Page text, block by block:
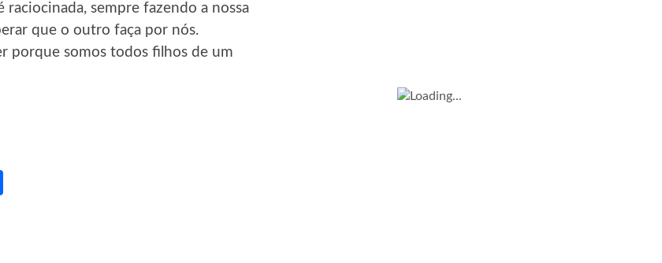
sempre fazendo a nossa
que o outro faça por nós.
porque somos todos filhos de um